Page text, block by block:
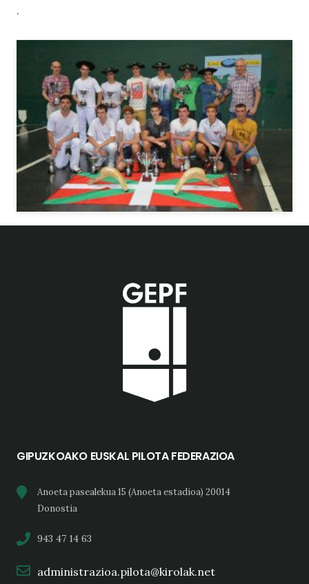
.
GIPUZKOAKO EUSKAL PILOTA FEDERAZIOA
Anoeta pasealekua 15 (Anoeta estadioa) 20014
Donostia
943 47 14 63
administrazioa.pilota@kirolak.net